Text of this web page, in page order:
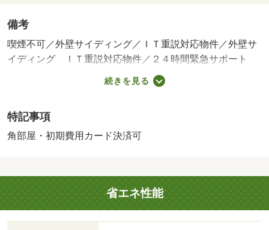
備考
喫煙不可／外壁サイディング／ＩＴ重説対応物件／外壁サ
イディング ＩＴ重説対応物件／２４時間緊急サポート
月額１１００円・賃貸保証等：加入要（初回総賃料６
０％、更新料１２，０００円、１年、最低保証額３０，０
のご相談も可能です／当物件は初期費用分割払い可（クレ
ジットカード決済も可）／お客様のご希望に合わせた方法
続きを見る
特記事項
角部屋・初期費用カード決済可
省エネ性能